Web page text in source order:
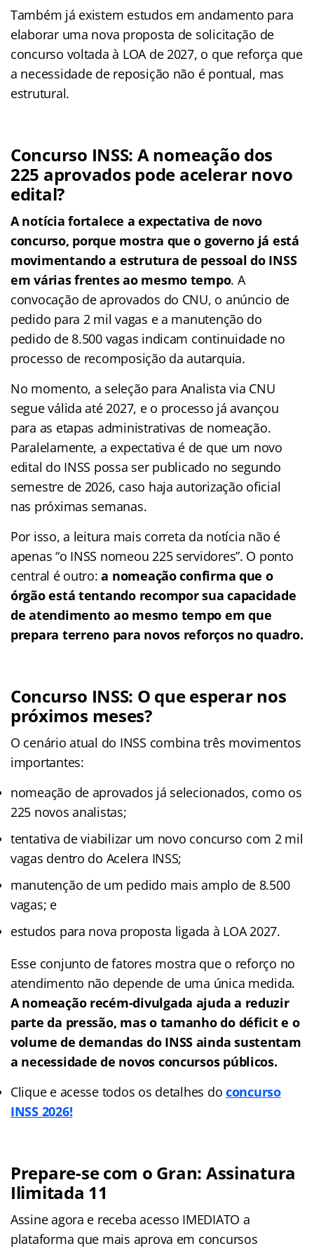
Também já existem estudos em andamento para
elaborar uma nova proposta de solicitação de
concurso voltada à LOA de 2027, o que reforça que
a necessidade de reposição não é pontual, mas
estrutural.
Concurso INSS: A nomeação dos
225 aprovados pode acelerar novo
edital?
A notícia fortalece a expectativa de novo
concurso, porque mostra que o governo já está
movimentando a estrutura de pessoal do INSS
em várias frentes ao mesmo tempo. A
convocação de aprovados do CNU, o anúncio de
pedido para 2 mil vagas e a manutenção do
pedido de 8.500 vagas indicam continuidade no
processo de recomposição da autarquia.
No momento, a seleção para Analista via CNU
segue válida até 2027, e o processo já avançou
para as etapas administrativas de nomeação.
Paralelamente, a expectativa é de que um novo
edital do INSS possa ser publicado no segundo
semestre de 2026, caso haja autorização oficial
nas próximas semanas.
Por isso, a leitura mais correta da notícia não é
apenas “o INSS nomeou 225 servidores”. O ponto
central é outro:a nomeação confirma que o
órgão está tentando recompor sua capacidade
de atendimento ao mesmo tempo em que
prepara terreno para novos reforços no quadro.
Concurso INSS: O que esperar nos
próximos meses?
O cenário atual do INSS combina três movimentos
importantes:
nomeação de aprovados já selecionados, como os
225 novos analistas;
tentativa de viabilizar um novo concurso com 2 mil
vagas dentro do Acelera INSS;
manutenção de um pedido mais amplo de 8.500
vagas; e
estudos para nova proposta ligada à LOA 2027.
Esse conjunto de fatores mostra que o reforço no
atendimento não depende de uma única medida.
A nomeação recém-divulgada ajuda a reduzir
parte da pressão, mas o tamanho do déficit e o
volume de demandas do INSS ainda sustentam
a necessidade de novos concursos públicos.
Clique e acesse todos os detalhes doconcurso
INSS 2026!
Prepare-se com o Gran: Assinatura
Ilimitada 11
Assine agora e receba acesso IMEDIATO a
plataforma que mais aprova em concursos